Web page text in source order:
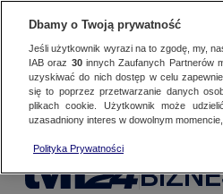
Dbamy o Twoją prywatność
Jeśli użytkownik wyrazi na to zgodę, my,
IAB oraz 30innych Zaufanych Partnerów
uzyskiwać do nich dostęp w celu
się to poprzez przetwarzanie danych
plikach cookie. Użytkownik może
uzasadniony interes w dowolnym
Polityka Prywatności